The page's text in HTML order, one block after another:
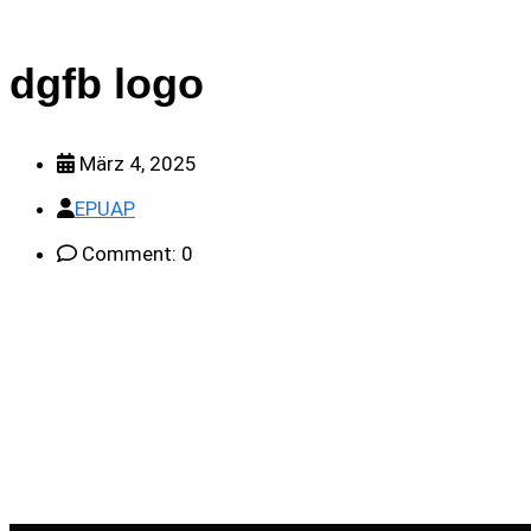
dgfb logo
März 4, 2025
EPUAP
Comment: 0